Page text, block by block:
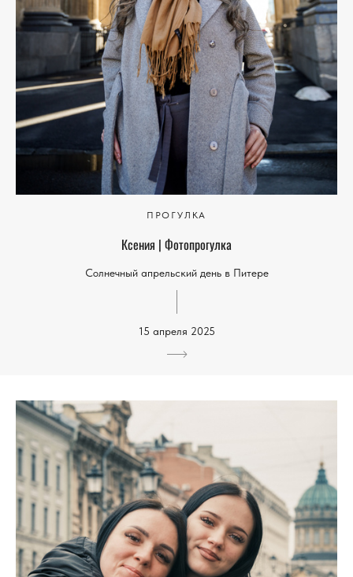
ПРОГУЛКА
Ксения | Фотопрогулка
Солнечный апрельский день в Питере
15 апреля 2025